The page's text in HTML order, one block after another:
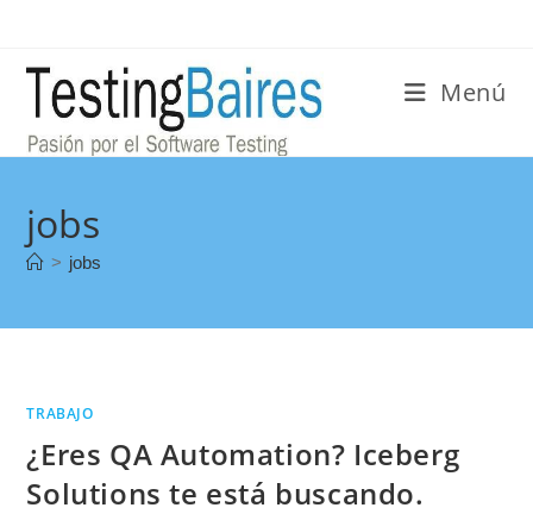
Menú
jobs
> jobs
TRABAJO
¿Eres QA Automation? Iceberg
Solutions te está buscando.